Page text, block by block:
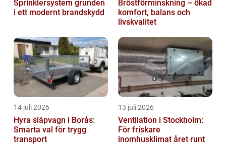
Sprinklersystem grunden
i ett modernt brandskydd
Bröstförminskning – ökad
komfort, balans och
livskvalitet
14 juli 2026
Hyra släpvagn i Borås:
Smarta val för trygg
transport
13 juli 2026
Ventilation i Stockholm:
För friskare
inomhusklimat året runt